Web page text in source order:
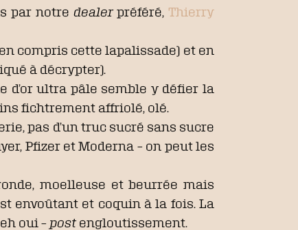
par notre dealerpréféré,Thierry
compris cette lapalissade) et en
à décrypter).
d’or ultra pâle semble y défier la
fichtrement affriolé, olé.
pas d’un truc sucré sans sucre
Pfizer et Moderna – on peut les
moelleuse et beurrée mais
envoûtant et coquin à la fois. La
oui – postengloutissement.